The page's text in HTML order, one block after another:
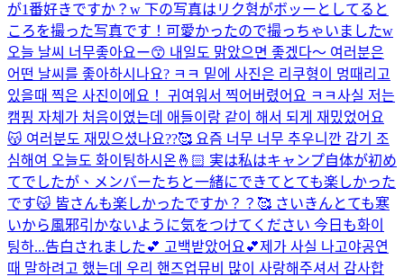
が1番好きですか？w 下の写真はリク형がボッーとしてると
ころを撮った写真です！可愛かったので撮っちゃいましたw
오늘 날씨 너무좋아요ー😙 내일도 맑았으면 좋겠다〜 여러분은
어떤 날씨를 좋아하시나요? ㅋㅋ 밑에 사진은 리쿠형이 멍때리고
있을때 찍은 사진이에요！ 귀여워서 찍어버렸어요 ㅋㅋ사실 저는
캠핑 자체가 처음이였는데 애들이랑 같이 해서 되게 재밌었어요
😽 여러분도 재밌으셨나요??🥰 요즘 너무 너무 추우니깐 감기 조
심해여 오늘도 화이팅하시온🤞🏻 実は私はキャンプ自体が初め
てでしたが、メンバーたちと一緒にできてとても楽しかった
です😽 皆さんも楽しかったですか？？🥰 さいきんとても寒
いから風邪引かないように気をつけてください 今日も화이
팅하...告白されました💕 고백받았어요💕제가 사실 나고야공연
때 말하려고 했는데 우리 핸즈업뮤비 많이 사랑해주셔서 감사합